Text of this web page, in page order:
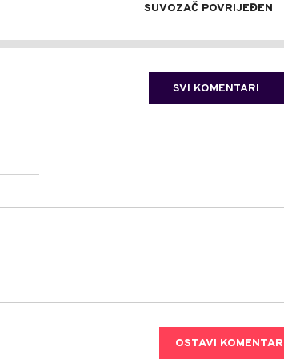
SUVOZAČ POVRIJEĐEN
SVI KOMENTARI
OSTAVI KOMENTAR